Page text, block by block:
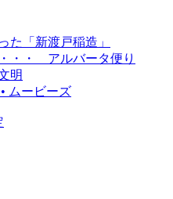
た「新渡戸稲造」
・・ アルバータ便り
明
ムービーズ